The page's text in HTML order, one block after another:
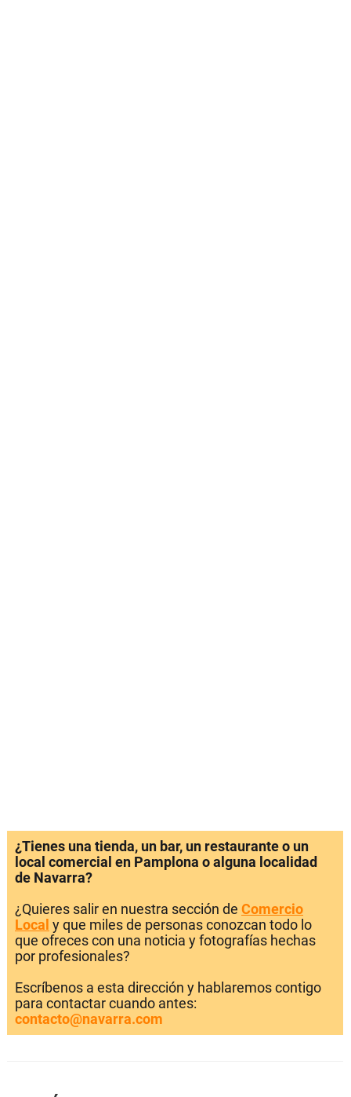
¿Tienes una tienda, un bar, un restaurante o un
local comercial en Pamplona o alguna localidad
de Navarra?
¿Quieres salir en nuestra sección de Comercio
Local y que miles de personas conozcan todo lo
que ofreces con una noticia y fotografías hechas
por profesionales?
Escríbenos a esta dirección y hablaremos contigo
para contactar cuando antes:
contacto@navarra.com